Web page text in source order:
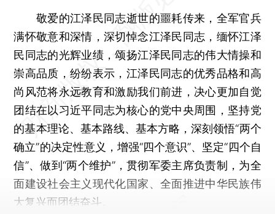
敬爱的江泽民同志逝世的噩耗传来，全军官兵
满怀敬意和深情，深切悼念江泽民同志，缅怀江泽
民同志的光辉业绩，颂扬江泽民同志的伟大情操和
崇高品质，纷纷表示，江泽民同志的优秀品格和高
尚风范将永远教育和激励我们前进，决心更加自觉
团结在以习近平同志为核心的党中央周围，坚持党
的基本理论、基本路线、基本方略，深刻领悟“两个
确立”的决定性意义，增强“四个意识”、坚定“四个自
信”、做到“两个维护”，贯彻军委主席负责制，为全
面建设社会主义现代化国家、全面推进中华民族伟
大复兴而团结奋斗。